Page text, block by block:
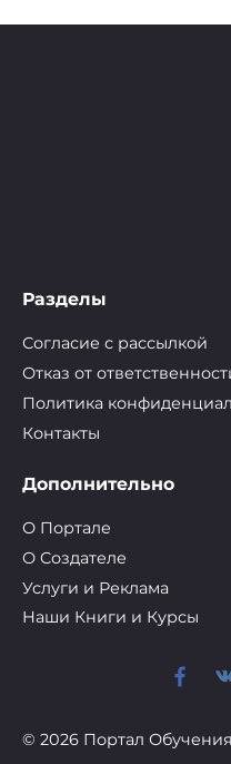
Разделы
Согласие с рассылкой
Отказ от
Политика
Контакты
Дополнительно
О Портале
О Cоздателе
Услуги и Реклама
Наши Книги и Курсы
© 2026 Портал